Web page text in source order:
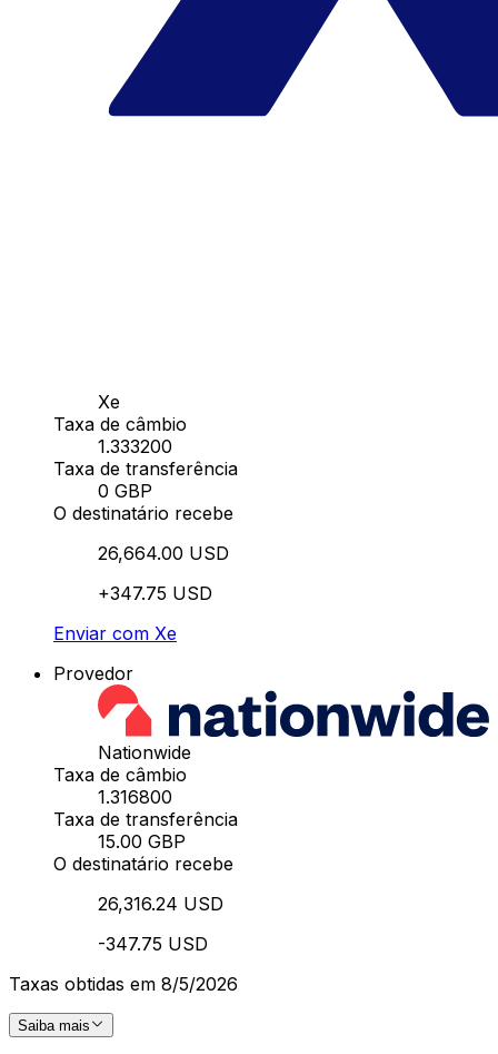
Xe
Taxa de câmbio
1.333200
Taxa de transferência
0 GBP
O destinatário recebe
26,664.00 USD
+347.75 USD
Enviar com Xe
Provedor
Nationwide
Taxa de câmbio
1.316800
Taxa de transferência
15.00 GBP
O destinatário recebe
26,316.24 USD
-347.75 USD
Taxas obtidas em 8/5/2026
Saiba mais